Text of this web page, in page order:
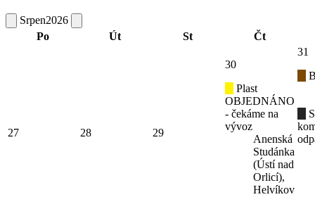
Srpen2026
Po
Út St Čt
27 28 29
30
Plast
OBJEDNÁNO
- čekáme na
vývoz
Anenská
Studánka
(Ústí nad
Orlicí),
Helvíkov
31